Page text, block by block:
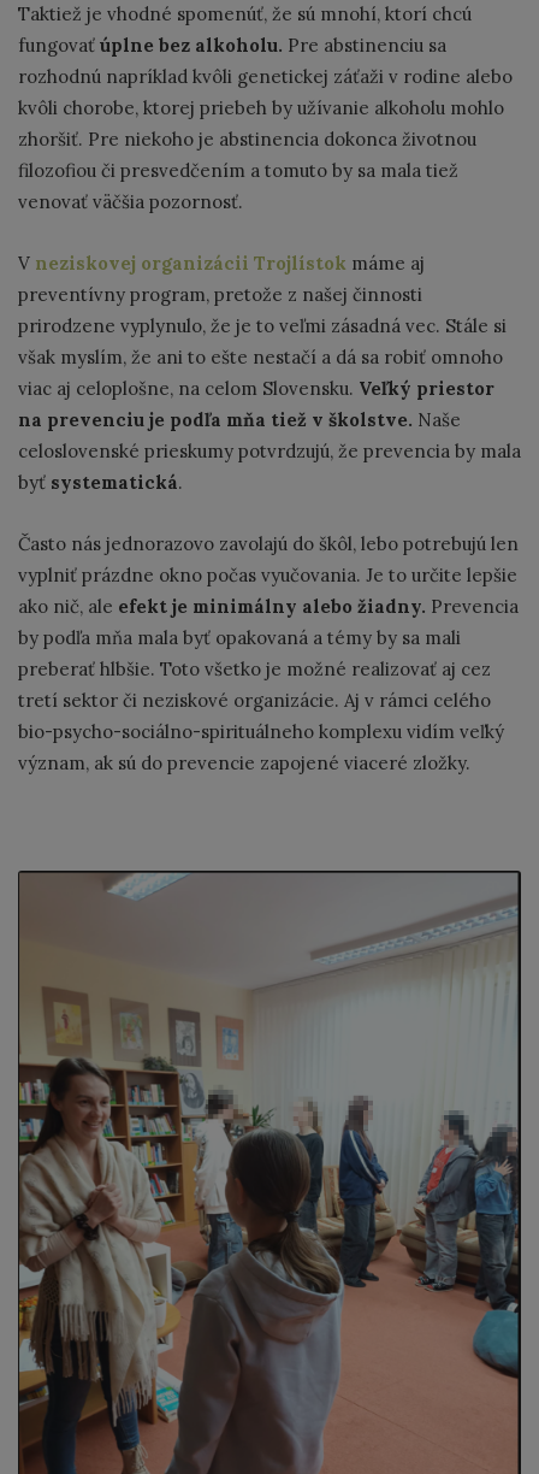
Taktiež je vhodné spomenúť, že sú mnohí, ktorí chcú
fungovať úplne bez alkoholu. Pre abstinenciu sa
rozhodnú napríklad kvôli genetickej záťaži v rodine alebo
kvôli chorobe, ktorej priebeh by užívanie alkoholu mohlo
zhoršiť. Pre niekoho je abstinencia dokonca životnou
filozofiou či presvedčením a tomuto by sa mala tiež
venovať väčšia pozornosť.
V neziskovej organizácii Trojlístok máme aj
preventívny program, pretože z našej činnosti
prirodzene vyplynulo, že je to veľmi zásadná vec. Stále si
však myslím, že ani to ešte nestačí a dá sa robiť omnoho
viac aj celoplošne, na celom Slovensku. Veľký priestor
na prevenciu je podľa mňa tiež v školstve. Naše
celoslovenské prieskumy potvrdzujú, že prevencia by mala
byť systematická.
Často nás jednorazovo zavolajú do škôl, lebo potrebujú len
vyplniť prázdne okno počas vyučovania. Je to určite lepšie
ako nič, ale efekt je minimálny alebo žiadny. Prevencia
by podľa mňa mala byť opakovaná a témy by sa mali
preberať hlbšie. Toto všetko je možné realizovať aj cez
tretí sektor či neziskové organizácie. Aj v rámci celého
bio-psycho-sociálno-spirituálneho komplexu vidím veľký
význam, ak sú do prevencie zapojené viaceré zložky.